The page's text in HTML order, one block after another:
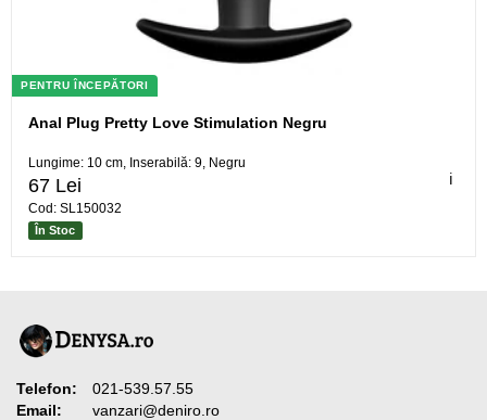
PENTRU ÎNCEPĂTORI
ℹ️
Anal Plug Pretty Love Stimulation Negru
Lungime: 10 cm, Inserabilă: 9, Negru
67 Lei
Cod: SL150032
În Stoc
Telefon:
021-539.57.55
Email:
vanzari@deniro.ro